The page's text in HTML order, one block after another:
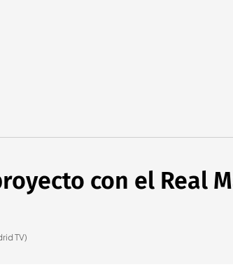
con el Real
TV)